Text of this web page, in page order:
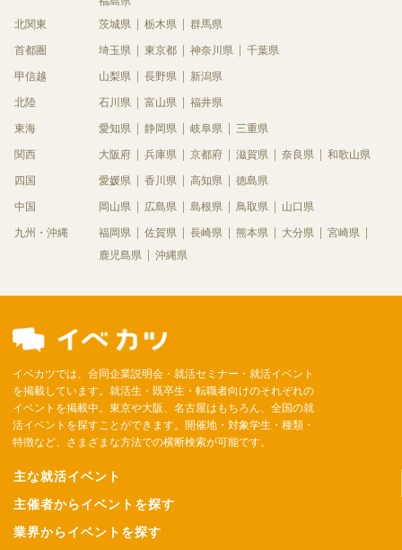
北関東
茨城県 栃木県 群馬県
首都圏 埼玉県 東京都 神奈川県 千葉県
甲信越 山梨県 長野県 新潟県
北陸 石川県 富山県 福井県
東海 愛知県 静岡県 岐阜県 三重県
関西 大阪府 兵庫県 京都府 滋賀県 奈良県 和歌山県
四国 愛媛県 香川県 高知県 徳島県
中国 岡山県 広島県 島根県 鳥取県 山口県
九州・沖縄 福岡県 佐賀県 長崎県 熊本県 大分県
宮崎県
鹿児島県
沖縄県
イベカツでは、合同企業説明会・就活セミナー・就活イベント
を掲載しています。就活生・既卒生・転職者向けのそれぞれの
イベントを掲載中。東京や大阪、名古屋はもちろん、全国の就
活イベントを探すことができます。開催地・対象学生・種類・
特徴など、さまざまな方法での横断検索が可能です。
主な就活イベント
主催者からイベントを探す
業界からイベントを探す